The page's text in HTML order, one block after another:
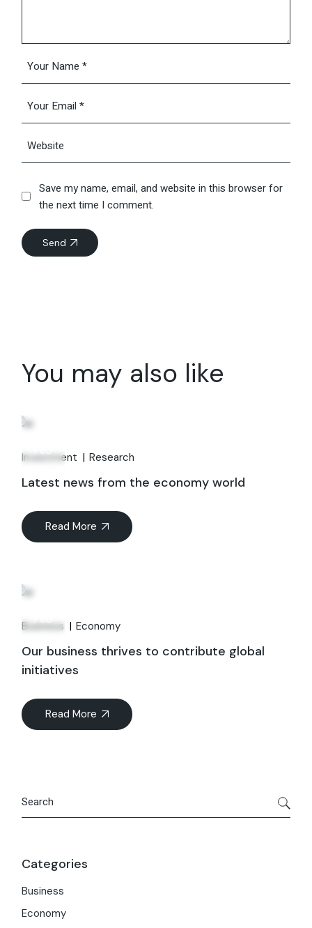
Save my name, email, and website in this browser for
the next time I comment.
Send
You may also like
Feb
Investment Research
Latest news from the economy world
Read More
Feb
Business Economy
Our business thrives to contribute global
initiatives
Read More
Categories
Business
Economy